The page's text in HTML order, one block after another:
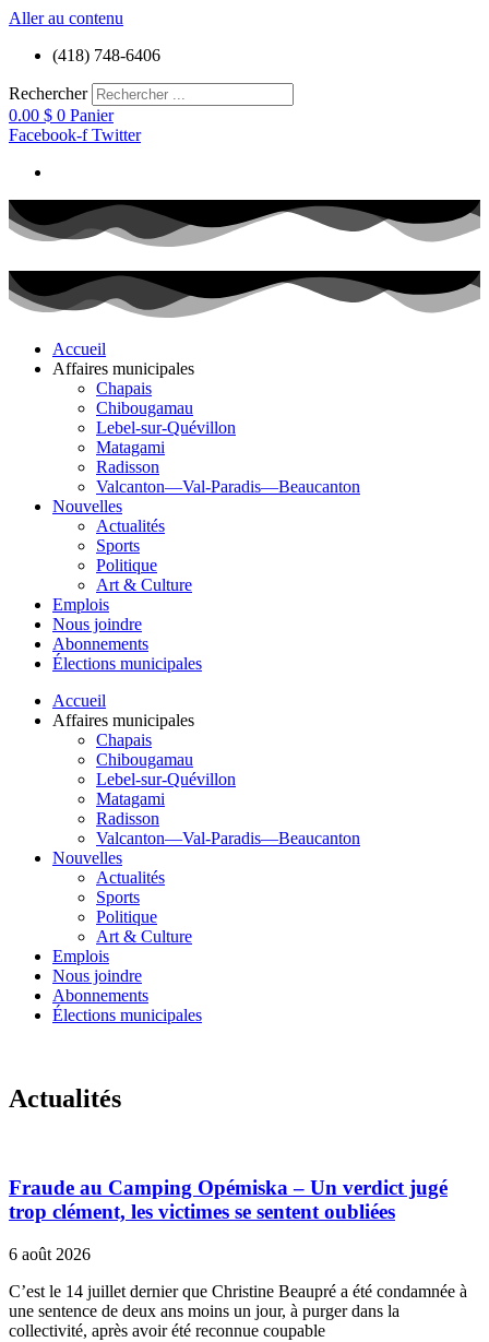
Aller au contenu
(418) 748-6406
Rechercher
0.00 $ 0 Panier
Facebook-f Twitter
Accueil
Affaires municipales
Chapais
Chibougamau
Lebel-sur-Quévillon
Matagami
Radisson
Valcanton—Val-Paradis—Beaucanton
Nouvelles
Actualités
Sports
Politique
Art & Culture
Emplois
Nous joindre
Abonnements
Élections municipales
Accueil
Affaires municipales
Chapais
Chibougamau
Lebel-sur-Quévillon
Matagami
Radisson
Valcanton—Val-Paradis—Beaucanton
Nouvelles
Actualités
Sports
Politique
Art & Culture
Emplois
Nous joindre
Abonnements
Élections municipales
Actualités
Fraude au Camping Opémiska – Un verdict jugé
trop clément, les victimes se sentent oubliées
6 août 2026
C’est le 14 juillet dernier que Christine Beaupré a été condamnée à
une sentence de deux ans moins un jour, à purger dans la
collectivité, après avoir été reconnue coupable